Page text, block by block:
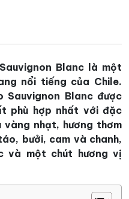
Blanc là một
nổi tiếng của Chile.
Blanc được
phù hợp nhất với đặc
vàng nhạt, hương thơm
bưởi, cam và chanh,
và một chút hương vị